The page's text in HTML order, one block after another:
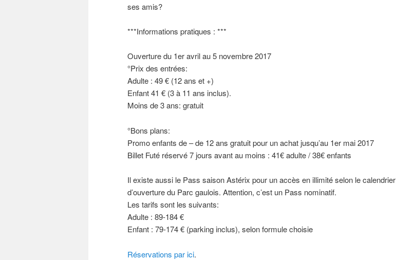
ses amis?
***Informations pratiques : ***
Ouverture du 1er avril au 5 novembre 2017
°Prix des entrées:
Adulte : 49 € (12 ans et +)
Enfant 41 € (3 à 11 ans inclus).
Moins de 3 ans: gratuit
°Bons plans:
Promo enfants de – de 12 ans gratuit pour un achat jusqu’au 1er mai 2017
Billet Futé réservé 7 jours avant au moins : 41€ adulte / 38€ enfants
Il existe aussi le Pass saison Astérix pour un accès en illimité selon le calendrier
d’ouverture du Parc gaulois. Attention, c’est un Pass nominatif.
Les tarifs sont les suivants:
Adulte : 89-184 €
Enfant : 79-174 € (parking inclus), selon formule choisie
Réservations par ici.